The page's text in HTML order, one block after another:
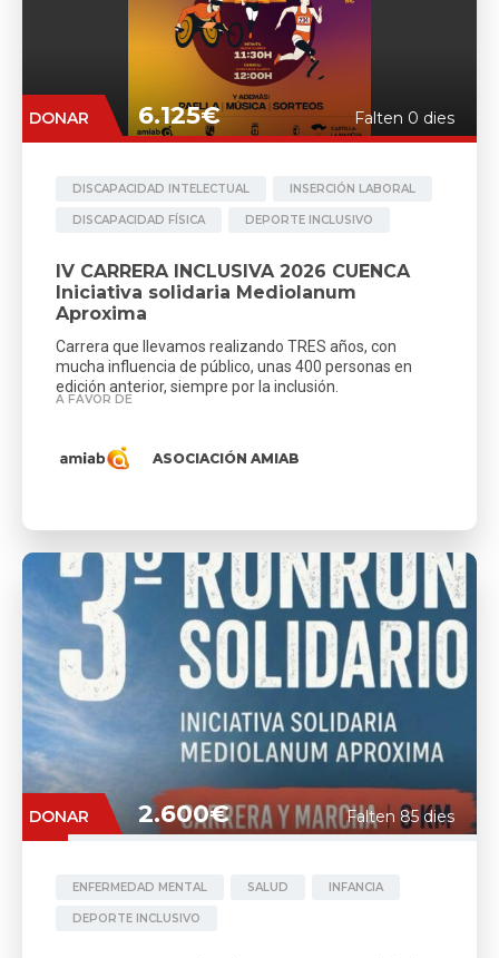
DONAR 6.125€ Falten 0 dies
DISCAPACIDAD INTELECTUAL INSERCIÓN LABORAL
DISCAPACIDAD FÍSICA DEPORTE INCLUSIVO
IV CARRERA INCLUSIVA 2026 CUENCA
Iniciativa solidaria Mediolanum
Aproxima
Carrera que llevamos realizando TRES años, con
mucha influencia de público, unas 400 personas en
edición anterior, siempre por la inclusión.
A FAVOR DE
ASOCIACIÓN AMIAB
DONAR 2.600€ Falten 85 dies
ENFERMEDAD MENTAL SALUD INFANCIA
DEPORTE INCLUSIVO